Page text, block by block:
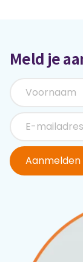
Meld je
Aanmelden